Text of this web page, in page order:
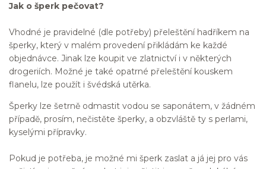
Jak o šperk pečovat?
Vhodné je pravidelné (dle potřeby) přeleštění hadříkem na
šperky, který v malém provedení přikládám ke každé
objednávce. Jinak lze koupit ve zlatnictví i v některých
drogeriích. Možné je také opatrné přeleštění kouskem
flanelu, lze použít i švédská utěrka.
Šperky lze šetrně odmastit vodou se saponátem, v žádném
případě, prosím, nečistěte šperky, a obzvláště ty s perlami,
kyselými přípravky.
Pokud je potřeba, je možné mi šperk zaslat a já jej pro vás